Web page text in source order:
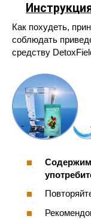
Как похудеть,
соблюдать
средству